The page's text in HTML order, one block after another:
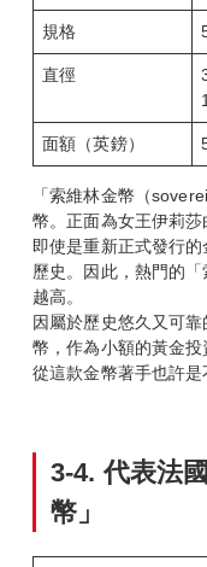
規格
直徑
面額（英鎊）
「索維林金幣（
幣。正面為女王伊莉莎
即使是重新正式發行
歷史。因此，熱門的
越高。
因屬於歷史悠久又可
幣，作為小額的黃金投
從這款金幣著手也許是
3-4.代表法
幣」